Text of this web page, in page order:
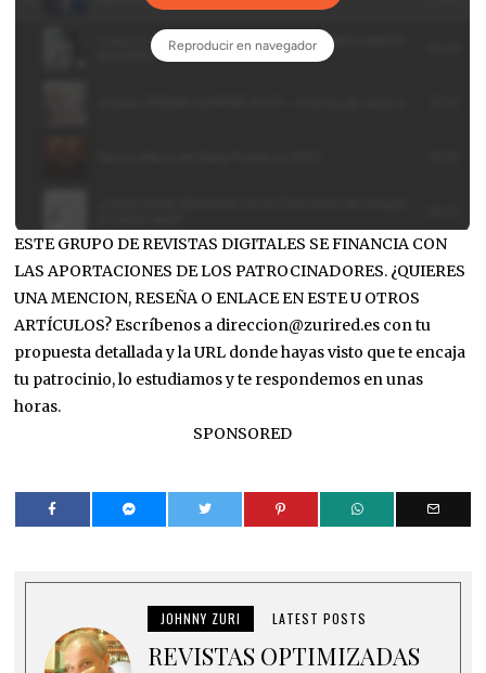
ESTE GRUPO DE REVISTAS DIGITALES SE FINANCIA CON
LAS APORTACIONES DE LOS PATROCINADORES. ¿QUIERES
UNA MENCION, RESEÑA O ENLACE EN ESTE U OTROS
ARTÍCULOS? Escríbenos a direccion@zurired.es con tu
propuesta detallada y la URL donde hayas visto que te encaja
tu patrocinio, lo estudiamos y te respondemos en unas
horas.
SPONSORED
JOHNNY ZURI LATEST POSTS
REVISTAS OPTIMIZADAS